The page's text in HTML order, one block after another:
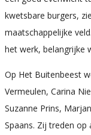
kwetsbare burgers,
maatschappelijke
het werk, belangrijke
Op Het Buitenbeest
Vermeulen, Carina
Suzanne Prins,
Spaans. Zij treden op